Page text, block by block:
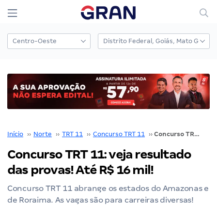
Início ›› Norte ›› TRT 11 ›› Concurso TRT 11 ›› Concurso TRT 11: veja resultado das provas! Até R$ 16 mil!
Concurso TRT 11: veja resultado
das provas! Até R$ 16 mil!
Concurso TRT 11 abrange os estados do Amazonas e
de Roraima. As vagas são para carreiras diversas!